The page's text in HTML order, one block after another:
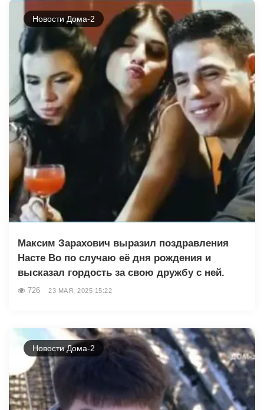
Новости Дома-2
Максим Зарахович выразил поздравления
Насте Во по случаю её дня рождения и
высказал гордость за свою дружбу с ней.
726 23 МАЯ, 2025 15:22
Новости Дома-2